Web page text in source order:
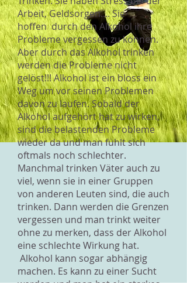
Arbeit, Geldsorgen.... Sie
hoffen durch den Alkohol ihre
Probleme vergessen zu können.
Aber durch das Alkohol trinken
werden die Probleme nicht
gelöst!!! Alkohol ist ein bloss ein
Weg um vor seinen Problemen
davon zu laufen. Sobald der
Alkohol aufgehört hat zu wirken,
sind die belastenden Probleme
wieder da und man fühlt sich
oftmals noch schlechter.
Manchmal trinken Väter auch zu
viel, wenn sie in einer Gruppen
von anderen Leuten sind, die auch
trinken. Dann werden die Grenzen
vergessen und man trinkt weiter
ohne zu merken, dass der Alkohol
eine schlechte Wirkung hat.
Alkohol kann sogar abhängig
machen. Es kann zu einer Sucht
werden und man hat ein starkes